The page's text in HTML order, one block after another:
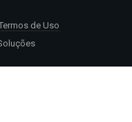
de Uso